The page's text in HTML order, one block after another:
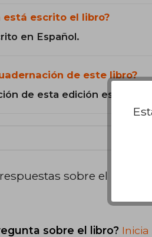
está escrito el libro?
en Español.
de este libro?
de esta edición es Tapa
sobre el libro
sobre el libro? Inicia